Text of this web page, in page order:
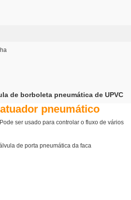
de borboleta pneumática de UPVC
pneumático
ser usado para controlar o fluxo de vários
de porta pneumática da faca